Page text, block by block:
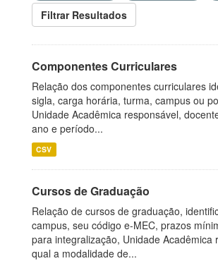
Filtrar Resultados
Componentes Curriculares
Relação dos componentes curriculares
sigla, carga horária, turma, campus ou
Unidade Acadêmica responsável,
ano e período...
CSV
Cursos de Graduação
Relação de cursos de graduação,
campus, seu código e-MEC, prazos
para integralização, Unidade Acadêmica
qual a modalidade de...